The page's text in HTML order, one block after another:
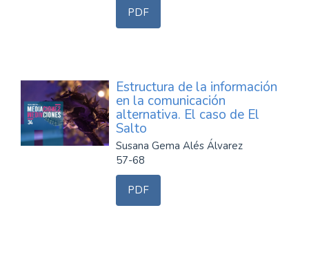
PDF
Estructura de la información
en la comunicación
alternativa. El caso de El
Salto
Susana Gema Alés Álvarez
57-68
PDF